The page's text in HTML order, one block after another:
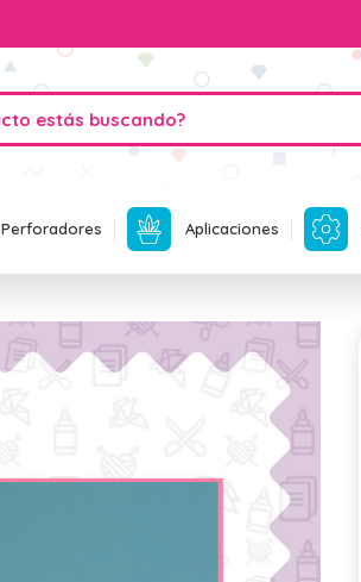
Perforadores Aplicaciones